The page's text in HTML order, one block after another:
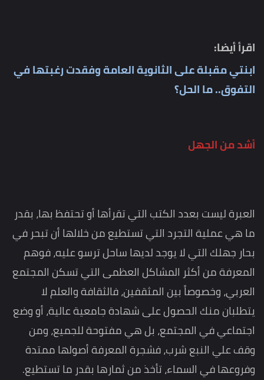
اقرأ أيضا:
ابنتي مقبلة على الثانوية العامة وفقدت رغبتها في
التفوق.. ما الحل؟
أشد من الجهل
العبرة ليست بعدد الكتب التي تقرأها أو تحتفظ بها، بقدر
ما هي عملية التجرد التي تستطيع من خلالها أن تبحر في
بحار جهلك التي لا يوجد لديها ساحل ترسو عليه، فوهم
المعرفة من أكثر المشاكل العظمى التي تسكن المجتمع
العربي، وخصوصاً بين المثقفين، فالثقافة والعلم لا
يتطلبان منك الحصول على شهادة جامعية عالية، أو وضع
اجتماعي في المجتمع، بل هي مفتوحة للجميع، ومن
وقف علي النبع شرب، فشجرة المعرفة أصولها ممتدة
وفروعها في السماء، تأخذ من ثمارها بقدر ما تستطيع.